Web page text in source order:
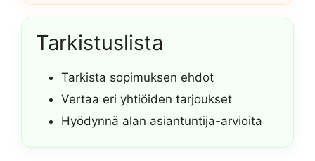
Tarkistuslista
Tarkista sopimuksen ehdot
Vertaa eri yhtiöiden tarjoukset
Hyödynnä alan asiantuntija-arvioita